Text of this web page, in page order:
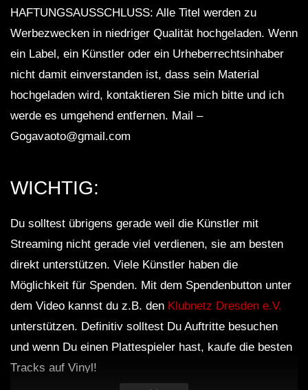
HAFTUNGSAUSSCHLUSS: Alle Titel werden zu
Werbezwecken in niedriger Qualität hochgeladen. Wenn
ein Label, ein Künstler oder ein Urheberrechtsinhaber
nicht damit einverstanden ist, dass sein Material
hochgeladen wird, kontaktieren Sie mich bitte und ich
werde es umgehend entfernen. Mail –
Gogavaoto@gmail.com
WICHTIG:
Du solltest übrigens gerade weil die Künstler mit
Streaming nicht gerade viel verdienen, sie am besten
direkt unterstützen. Viele Künstler haben die
Möglichkeit für Spenden. Mit dem Spendenbutton unter
dem Video kannst du z.B. den Klubnetz Dresden e.V.
unterstützen. Definitiv solltest Du Auftritte besuchen
und wenn Du einen Plattespieler hast, kaufe die besten
Tracks auf Vinyl!